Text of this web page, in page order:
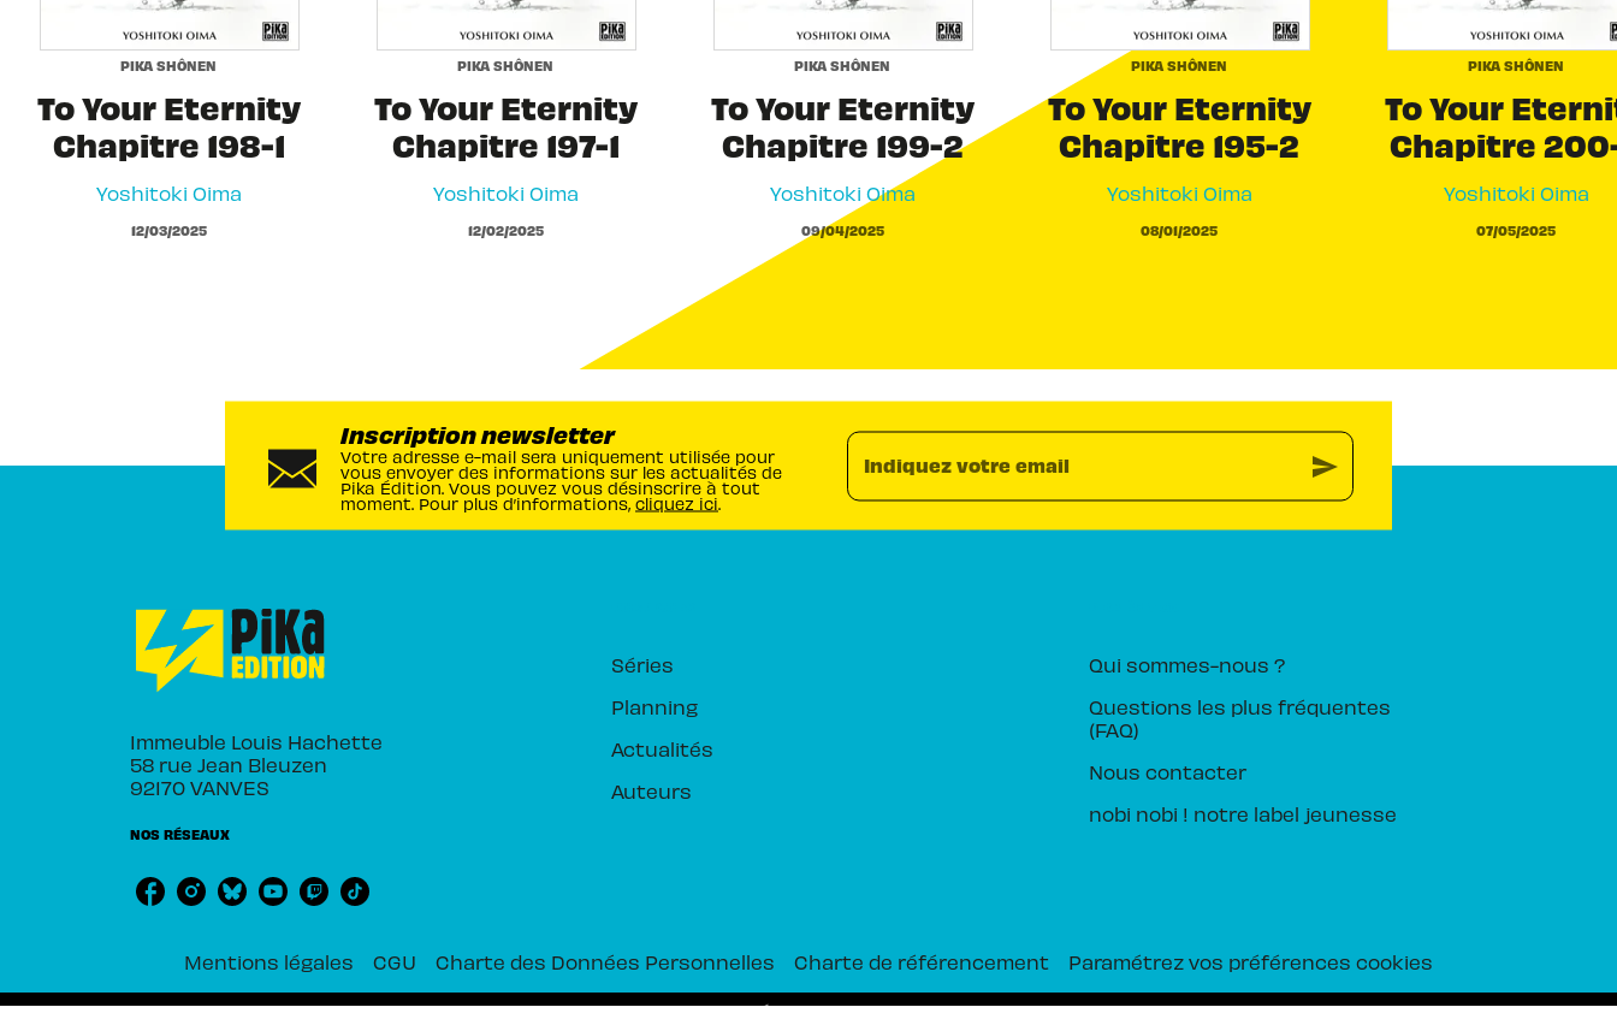
PIKA SHÔNEN
To Your Eternity
Chapitre 198-1
Yoshitoki Oima
12/03/2025
PIKA SHÔNEN
To Your Eternity
Chapitre 197-1
Yoshitoki Oima
12/02/2025
PIKA SHÔNEN
To Your Eternity
Chapitre 199-2
Yoshitoki Oima
09/04/2025
PIKA SHÔNEN
To Your Eternity
Chapitre 195-2
Yoshitoki Oima
08/01/2025
PIKA SHÔNEN
To Your
Chapitre
Yoshitoki Oima
07/05/2025
Inscription newsletter
Votre adresse e-mail sera uniquement utilisée pour
vous envoyer des informations sur les actualités de
Pika Édition. Vous pouvez vous désinscrire à tout
moment. Pour plus d’informations, cliquez ici.
Indiquez votre email send
Immeuble Louis Hachette
58 rue Jean Bleuzen
92170 VANVES
NOS RÉSEAUX
Séries
Planning
Actualités
Auteurs
Qui sommes-nous ?
Questions les plus fréquentes
(FAQ)
Nous contacter
nobi nobi ! notre label jeunesse
Mentions légales CGU Charte des Données Personnelles Charte de référencement Paramétrez vos préférences cookies
PIKA ÉDITION© 2026